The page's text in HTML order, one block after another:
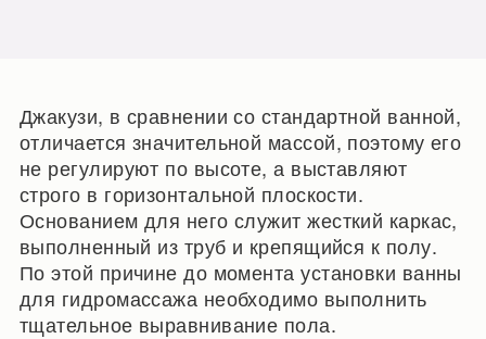
Джакузи, в сравнении со стандартной ванной,
отличается значительной массой, поэтому его
не регулируют по высоте, а выставляют
строго в горизонтальной плоскости.
Основанием для него служит жесткий каркас,
выполненный из труб и крепящийся к полу.
По этой причине до момента установки ванны
для гидромассажа необходимо выполнить
тщательное выравнивание пола.